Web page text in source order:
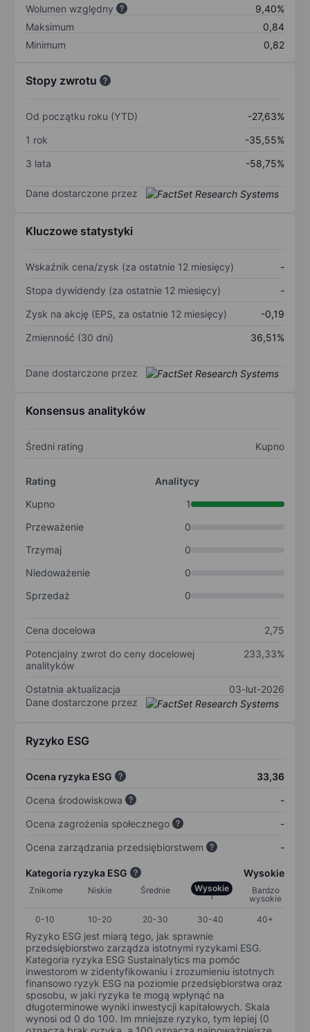
Wolumen względny
9,40%
Maksimum
0,84
Minimum
0,82
Stopy zwrotu
Od początku roku (YTD)
-27,63%
1 rok
-35,55%
3 lata
-58,75%
Dane dostarczone przez
Kluczowe statystyki
Wskaźnik cena/zysk (za ostatnie 12 miesięcy)
-
Stopa dywidendy (za ostatnie 12 miesięcy)
-
Zysk na akcję (EPS, za ostatnie 12 miesięcy)
-0,19
Zmienność (30 dni)
36,51%
Dane dostarczone przez
Konsensus analityków
Średni rating Kupno
Rating
Analitycy
Kupno
1
Przeważenie
0
Trzymaj
0
Niedoważenie
0
Sprzedaż
0
Cena docelowa
2,75
Potencjalny zwrot do ceny docelowej
analityków
233,33%
Ostatnia aktualizacja
03-lut-2026
Dane dostarczone przez
Ryzyko ESG
Ocena ryzyka ESG
33,36
Ocena środowiskowa
-
Ocena zagrożenia społecznego
-
Ocena zarządzania przedsiębiorstwem
-
Kategoria ryzyka ESG Wysokie
Znikome Niskie Średnie Wysokie
Bardzo
wysokie
0-10
10-20 20-30 30-40 40+
Ryzyko ESG jest miarą tego, jak sprawnie
przedsiębiorstwo zarządza istotnymi ryzykami ESG.
Kategoria ryzyka ESG Sustainalytics ma pomóc
inwestorom w zidentyfikowaniu i zrozumieniu istotnych
finansowo ryzyk ESG na poziomie przedsiębiorstwa oraz
sposobu, w jaki ryzyka te mogą wpłynąć na
długoterminowe wyniki inwestycji kapitałowych. Skala
wynosi od 0 do 100. Im mniejsze ryzyko, tym lepiej (0